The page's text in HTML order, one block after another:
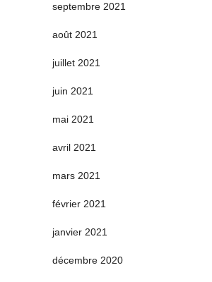
septembre 2021
août 2021
juillet 2021
juin 2021
mai 2021
avril 2021
mars 2021
février 2021
janvier 2021
décembre 2020